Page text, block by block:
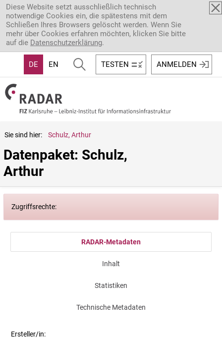
Direkt zum Inhalt
Diese Website setzt ausschließlich technisch
notwendige Cookies ein, die spätestens mit dem
Schließen Ihres Browsers gelöscht werden. Wenn Sie
mehr über Cookies erfahren möchten, klicken Sie bitte
auf die Datenschutzerklärung.
DE EN TESTEN ANMELDEN
Sie sind hier: Schulz, Arthur
Datenpaket: Schulz,
Arthur
Zugriffsrechte:
RADAR-Metadaten
Inhalt
Statistiken
Technische Metadaten
Ersteller/in: